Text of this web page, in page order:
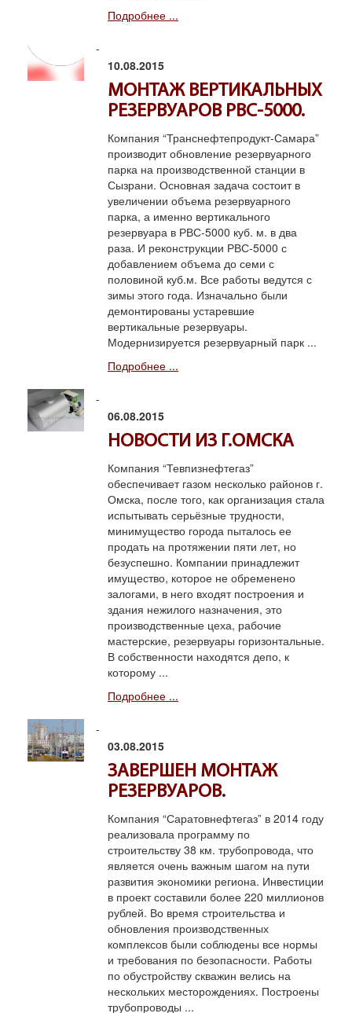
Подробнее ...
10.08.2015
МОНТАЖ ВЕРТИКАЛЬНЫХ
РЕЗЕРВУАРОВ РВС-5000.
Компания “Транснефтепродукт-Самара”
производит обновление резервуарного
парка на производственной станции в
Сызрани. Основная задача состоит в
увеличении объема резервуарного
парка, а именно вертикального
резервуара в РВС-5000 куб. м. в два
раза. И реконструкции РВС-5000 с
добавлением объема до семи с
половиной куб.м. Все работы ведутся с
зимы этого года. Изначально были
демонтированы устаревшие
вертикальные резервуары.
Модернизируется резервуарный парк ...
Подробнее ...
06.08.2015
НОВОСТИ ИЗ Г.ОМСКА
Компания “Тевпизнефтегаз”
обеспечивает газом несколько районов г.
Омска, после того, как организация стала
испытывать серьёзные трудности,
минимущество города пыталось ее
продать на протяжении пяти лет, но
безуспешно. Компании принадлежит
имущество, которое не обременено
залогами, в него входят построения и
здания нежилого назначения, это
производственные цеха, рабочие
мастерские, резервуары горизонтальные.
В собственности находятся депо, к
которому ...
Подробнее ...
03.08.2015
ЗАВЕРШЕН МОНТАЖ
РЕЗЕРВУАРОВ.
Компания “Саратовнефтегаз” в 2014 году
реализовала программу по
строительству 38 км. трубопровода, что
является очень важным шагом на пути
развития экономики региона. Инвестиции
в проект составили более 220 миллионов
рублей. Во время строительства и
обновления производственных
комплексов были соблюдены все нормы
и требования по безопасности. Работы
по обустройству скважин велись на
нескольких месторождениях. Построены
трубопроводы ...